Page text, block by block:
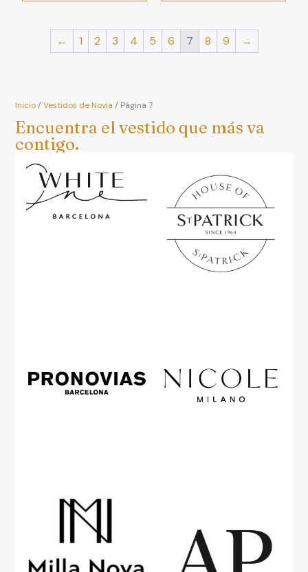
Inicio/Vestidos de Novia / Página 7
Encuentra el vestido que más va
contigo.
← 1 2 3 4 5 6 7 8 9 →